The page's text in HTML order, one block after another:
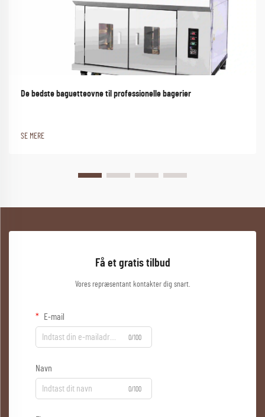
De bedste baguetteovne til professionelle bagerier
SE MERE
Få et gratis tilbud
Vores repræsentant kontakter dig snart.
E-mail
0/100
Navn
0/100